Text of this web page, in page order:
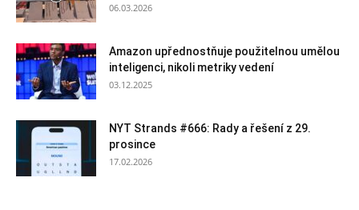
06.03.2026
Amazon upřednostňuje použitelnou umělou
inteligenci, nikoli metriky vedení
03.12.2025
NYT Strands #666: Rady a řešení z 29.
prosince
17.02.2026